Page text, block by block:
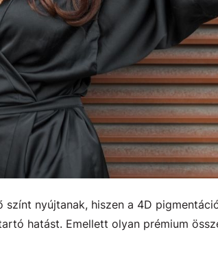
színt nyújtanak, hiszen a 4D
hatást. Emellett olyan prémium